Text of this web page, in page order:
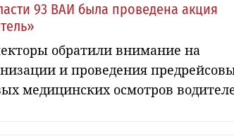
93 ВАИ была проведена акция
обратили внимание на
и проведения
медицинских осмотров